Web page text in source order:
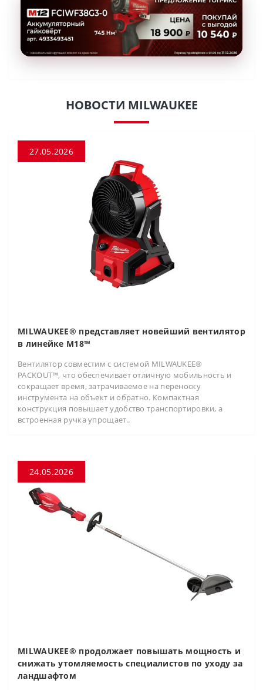
НОВОСТИ MILWAUKEE
27.05.2026
MILWAUKEE® представляет новейший вентилятор
в линейке M18™
Вентилятор совместим с системой MILWAUKEE®
PACKOUT™, что обеспечивает отличную мобильность и
сокращает время, затрачиваемое на переноску
инструмента на объект и обратно. Компактная
конструкция повышает удобство транспортировки, а
встроенная ручка упрощает..
24.05.2026
MILWAUKEE® продолжает повышать мощность и
снижать утомляемость специалистов по уходу за
ландшафтом